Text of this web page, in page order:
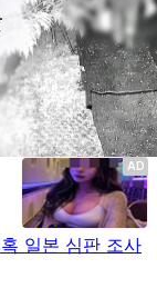
일본 심판 조사